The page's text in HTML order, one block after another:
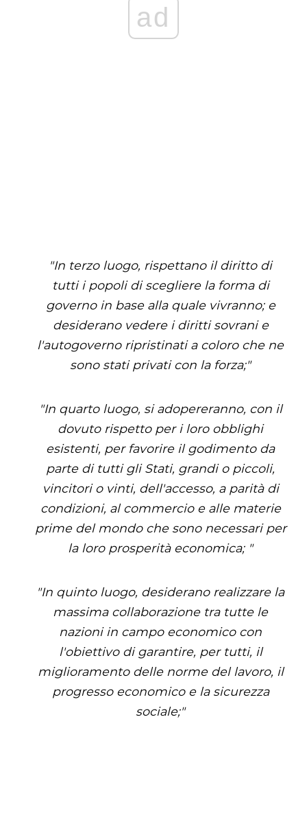
ad
"In terzo luogo, rispettano il diritto di
tutti i popoli di scegliere la forma di
governo in base alla quale vivranno; e
desiderano vedere i diritti sovrani e
l'autogoverno ripristinati a coloro che ne
sono stati privati ​​con la forza;"
"In quarto luogo, si adopereranno, con il
dovuto rispetto per i loro obblighi
esistenti, per favorire il godimento da
parte di tutti gli Stati, grandi o piccoli,
vincitori o vinti, dell'accesso, a parità di
condizioni, al commercio e alle materie
prime del mondo che sono necessari per
la loro prosperità economica; "
"In quinto luogo, desiderano realizzare la
massima collaborazione tra tutte le
nazioni in campo economico con
l'obiettivo di garantire, per tutti, il
miglioramento delle norme del lavoro, il
progresso economico e la sicurezza
sociale;"